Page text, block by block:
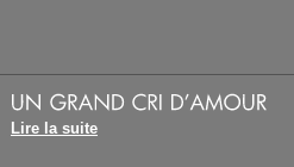
Lire la suite